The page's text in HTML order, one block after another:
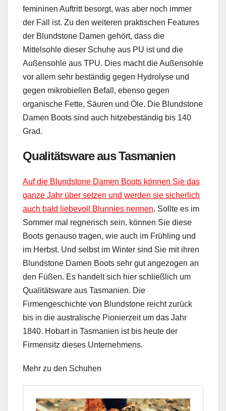
femininen Auftritt besorgt, was aber noch immer
der Fall ist. Zu den weiteren praktischen Features
der Blundstone Damen gehört, dass die
Mittelsohle dieser Schuhe aus PU ist und die
Außensohle aus TPU. Dies macht die Außensohle
vor allem sehr beständig gegen Hydrolyse und
gegen mikrobiellen Befall, ebenso gegen
organische Fette, Säuren und Öle. Die Blundstone
Damen Boots sind auch hitzebeständig bis 140
Grad.
Qualitätsware aus Tasmanien
Auf die Blundstone Damen Boots können Sie das
ganze Jahr über setzen und werden sie sicherlich
auch bald liebevoll Blunnies nennen. Sollte es im
Sommer mal regnerisch sein, können Sie diese
Boots genauso tragen, wie auch im Frühling und
im Herbst. Und selbst im Winter sind Sie mit ihren
Blundstone Damen Boots sehr gut angezogen an
den Füßen. Es handelt sich hier schließlich um
Qualitätsware aus Tasmanien. Die
Firmengeschichte von Blundstone reicht zurück
bis in die australische Pionierzeit um das Jahr
1840. Hobart in Tasmanien ist bis heute der
Firmensitz dieses Unternehmens.
Mehr zu den Schuhen